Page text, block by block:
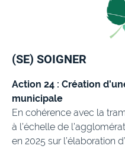
(SE) SOIGNER
Action 24 : Création
municipale
En cohérence avec la
à l’échelle de
en 2025 sur l’élaboration